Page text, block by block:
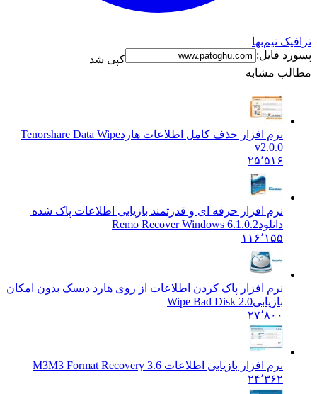
ترافیک نیم‌بها
پسورد فایل:
کپی شد
مطالب مشابه
نرم افزار حذف کامل اطلاعات هاردTenorshare Data Wipe
v2.0.0
۲۵٬۵۱۶
نرم افزار حرفه ای و قدرتمند بازیابی اطلاعات پاک شده |
دانلودRemo Recover Windows 6.1.0.2
۱۱۶٬۱۵۵
نرم افزار پاک کردن اطلاعات از روی هارد دیسک بدون امکان
بازیابیWipe Bad Disk 2.0
۲۷٬۸۰۰
نرم افزار بازیابی اطلاعات M3 M3 Format Recovery 3.6
۲۴٬۳۶۲